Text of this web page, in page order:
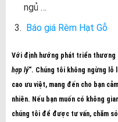
ngủ …
Báo giá Rèm Hạt Gỗ
Với định hướng phát triển thương
hợp lý“. Chúng tôi không ngừng lỗ
cao ưu việt, mang đến cho bạn
nhiên. Nếu bạn muốn có không
chúng tôi để được tư vấn, chăm